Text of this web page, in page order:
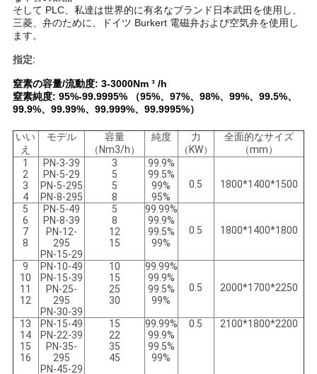
プ
ラ
イ
バ
シ
シ
そして PLC、私達は世界的に有名なブランド日本武田を使用し、
三菱、弁のために、ドイツ Burkert 電磁弁および空気弁を使用し
ます。
指定:
窒素の容量/流動度: 3-3000Nm ³ /h
窒素純度: 95%-99.9995% （95%、97%、98%、99%、99.5%、
99.9%、99.99%、99.999%、99.9995%）
いい
え
モデル
容量
（Nm3/h）
純度
力
（KW）
全面的なサイズ
（mm）
1
2
3
4
PN-3-39
PN-5-29
PN-5-295
PN-8-295
3
5
5
8
99.9%
99.5%
99%
95%
0.5 1800*1400*1500
5
6
7
8
PN-5-49
PN-8-39
PN-12-
295
PN-15-29
5
8
12
15
99.99%
99.9%
99.5%
99%
0.5 1800*1400*1800
9
10
11
12
PN-10-49
PN-15-39
PN-25-
295
PN-30-39
10
15
25
30
99.99%
99.9%
99.5%
99%
0.5 2000*1700*2250
13
14
15
16
PN-15-49
PN-22-39
PN-35-
295
PN-45-29
15
22
35
45
99.99%
99.9%
99.5%
99%
0.5 2100*1800*2200